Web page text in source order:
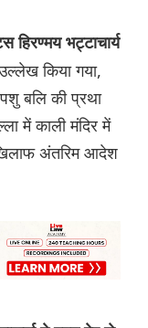
भट्टाचार्य
किया गया,
बलि की प्रथा
में काली मंदिर में
अंतरिम आदेश